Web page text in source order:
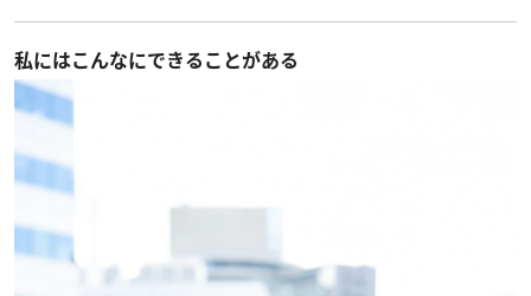
私にはこんなにできることがある